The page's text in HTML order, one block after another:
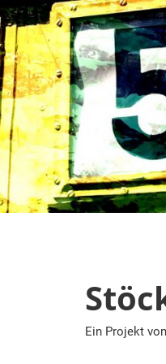
Zum
Inhalt
springen
Ein Projekt